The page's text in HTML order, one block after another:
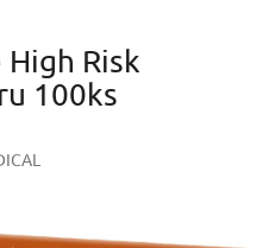
Risk
100ks